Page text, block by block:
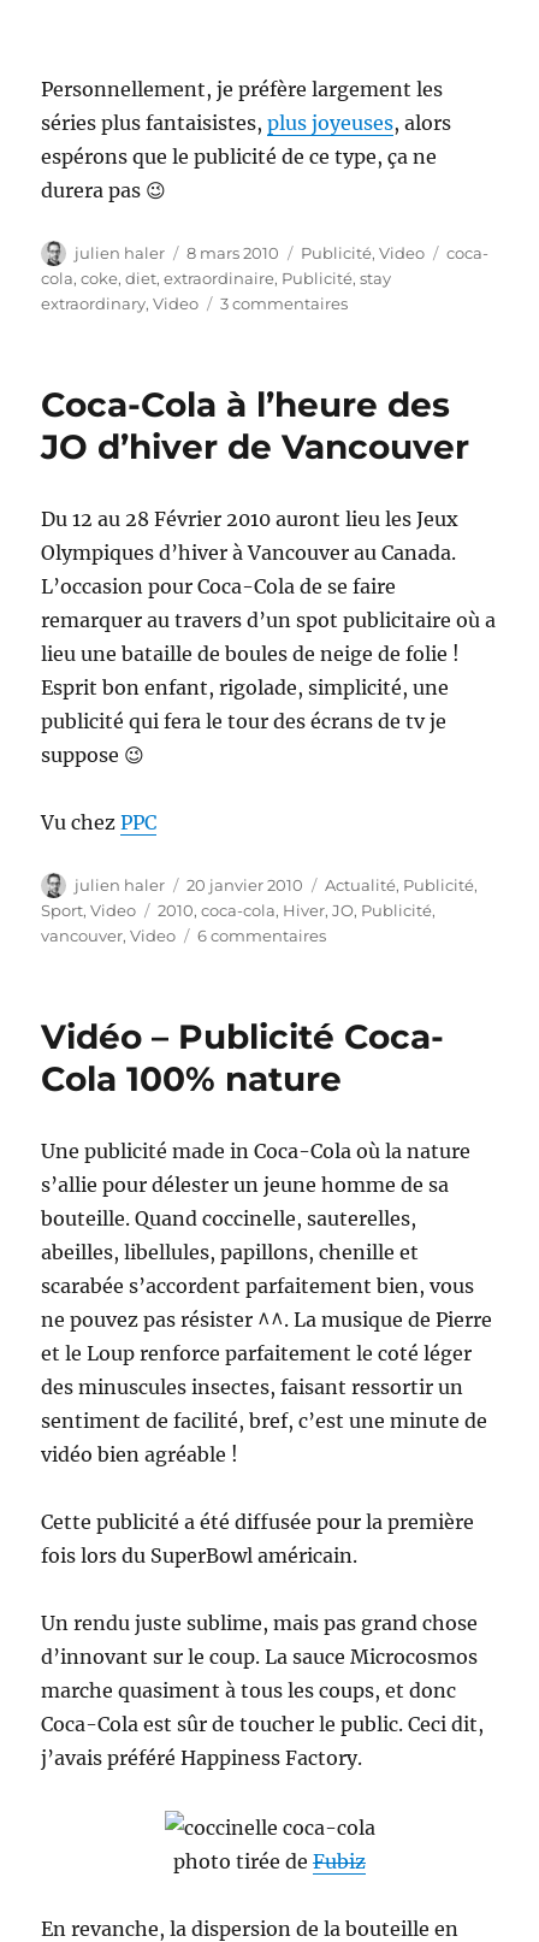
Personnellement, je préfère largement les
séries plus fantaisistes,plus joyeuses, alors
espérons que le publicité de ce type, ça ne
durera pas 😉
Auteur
julien haler
Publié
le
8 mars 2010 Catégories
Publicité,Video Étiquettes
coca-
cola,coke,diet,extraordinaire, Publicité,stay
extraordinary,Video 3 commentairessur
stay
Coca-Cola à l’heure des
JO d’hiver de Vancouver
Du 12 au 28 Février 2010 auront lieu les Jeux
Olympiques d’hiver à Vancouver au Canada.
L’occasion pour Coca-Cola de se faire
remarquer au travers d’un spot publicitaire où a
lieu une bataille de boules de neige de folie !
Esprit bon enfant, rigolade, simplicité, une
publicité qui fera le tour des écrans de tv je
suppose 😉
Vu chezPPC
Auteur
julien haler
Publié
le
20 janvier 2010 Catégories
Actualité, Publicité,
Sport,Video Étiquettes
2010,coca-cola, Hiver,JO, Publicité,
vancouver,Video 6 commentairessur
l’heure
JO
Vancouver
Vidéo – Publicité Coca-
Cola 100% nature
Une publicité made in Coca-Cola où la nature
s’allie pour délester un jeune homme de sa
bouteille. Quand coccinelle, sauterelles,
abeilles, libellules, papillons, chenille et
scarabée s’accordent parfaitement bien, vous
ne pouvez pas résister ^^. La musique de Pierre
et le Loup renforce parfaitement le coté léger
des minuscules insectes, faisant ressortir un
sentiment de facilité, bref, c’est une minute de
vidéo bien agréable !
Cette publicité a été diffusée pour la première
fois lors du SuperBowl américain.
Un rendu juste sublime, mais pas grand chose
d’innovant sur le coup. La sauce Microcosmos
marche quasiment à tous les coups, et donc
Coca-Cola est sûr de toucher le public. Ceci dit,
j’avais préféré Happiness Factory.
photo tirée de Fubiz
En revanche, la dispersion de la bouteille en